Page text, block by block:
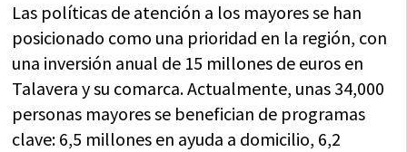
Las políticas de atención a los mayores se han
posicionado como una prioridad en la región, con
una inversión anual de 15 millones de euros en
Talavera y su comarca. Actualmente, unas 34,000
personas mayores se benefician de programas
clave: 6,5 millones en ayuda a domicilio, 6,2